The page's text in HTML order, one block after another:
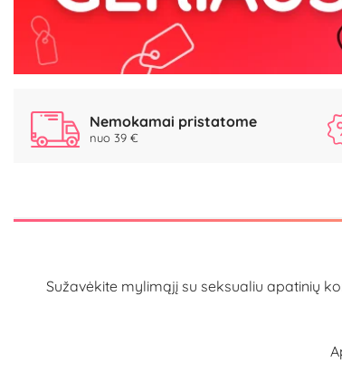
Nemokamai pristatome
nuo 39 €
Sužavėkite mylimąjį su seksualiu apatinių